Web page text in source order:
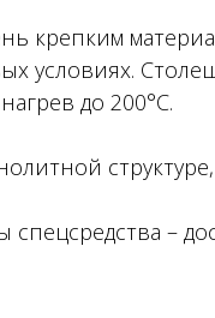
крепким
условиях.
до 200°С.
–